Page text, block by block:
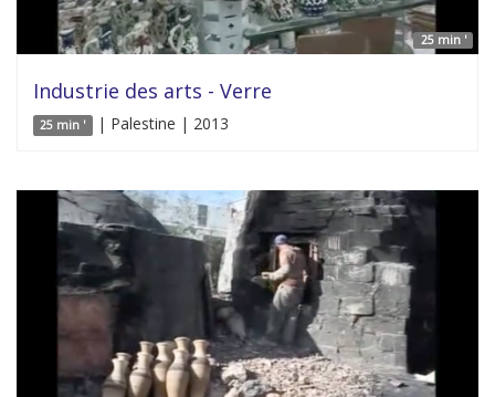
25 min '
Industrie des arts - Verre
25 min ' | Palestine | 2013